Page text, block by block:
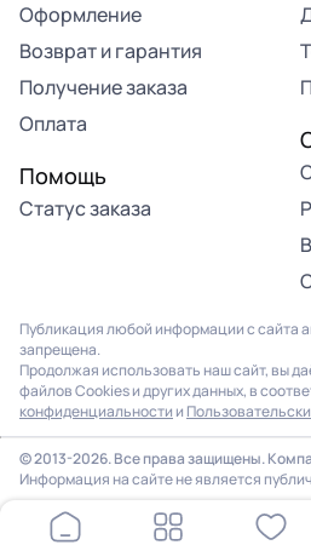
Оформление
Возврат и гарантия
Получение заказа
Оплата
Помощь
Статус заказа
Публикация любой информации с сайта
запрещена.
Продолжая использовать наш сайт, вы
файлов Cookies и других данных, в
конфиденциальности и
© 2013-2026. Все права защищены.
Информация на сайте не является